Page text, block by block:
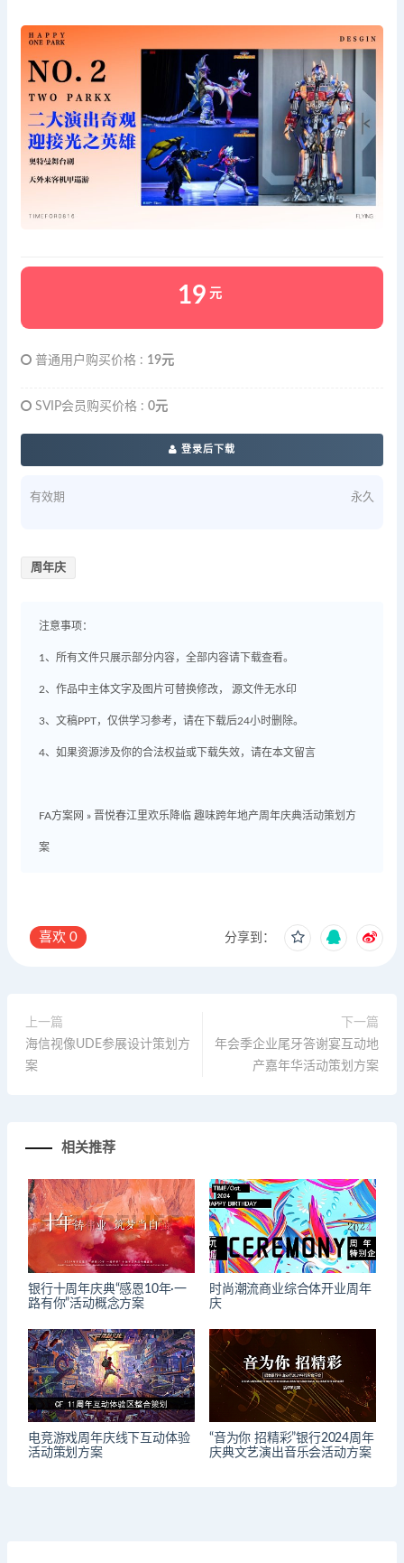
19 元
普通用户购买价格 : 19元
SVIP会员购买价格 : 0元
登录后下载
有效期 永久
周年庆
注意事项：
1、所有文件只展示部分内容，全部内容请下载查看。
2、作品中主体文字及图片可替换修改， 源文件无水印
3、文稿PPT，仅供学习参考，请在下载后24小时删除。
4、如果资源涉及你的合法权益或下载失效，请在本文留言
FA方案网 » 晋悦春江里欢乐降临 趣味跨年地产周年庆典活动策划方
案
喜欢 0 分享到：
上一篇
海信视像UDE参展设计策划方
案
下一篇
年会季企业尾牙答谢宴互动地
产嘉年华活动策划方案
相关推荐
银行十周年庆典“感恩10年·一
路有你”活动概念方案
时尚潮流商业综合体开业周年
庆
电竞游戏周年庆线下互动体验
活动策划方案
“音为你 招精彩”银行2024周年
庆典文艺演出音乐会活动方案